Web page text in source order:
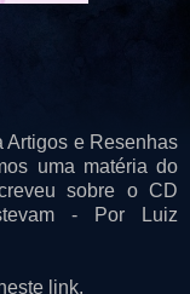
Artigos e Resenhas
uma matéria do
sobre o CD
- Por Luiz
link.